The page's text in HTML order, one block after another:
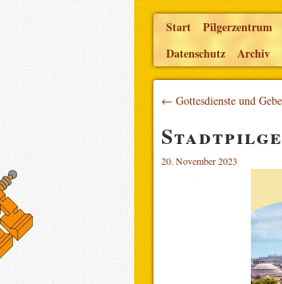
Start Pilgerzentrum
Datenschutz
Archiv
← Gottesdienste und
20. November 2023